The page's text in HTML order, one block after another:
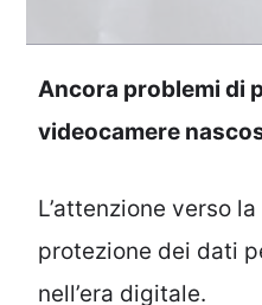
Ancora problemi di
videocamere
L’attenzione verso
protezione dei dati
nell’era digitale.